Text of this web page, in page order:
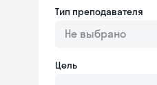
Тип преподавателя
Не выбрано
Цель